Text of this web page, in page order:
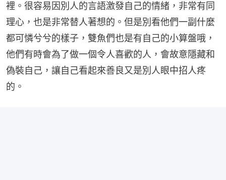
裡。很容易因別人的言語激發自己的情緒，非常有同
理心，也是非常替人著想的。但是別看他們一副什麼
都可憐兮兮的樣子，雙魚們也是有自己的小算盤哦，
他們有時會為了做一個令人喜歡的人，會故意隱藏和
偽裝自己，讓自己看起來善良又是別人眼中招人疼
的。